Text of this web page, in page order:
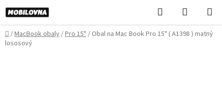
Prejsť
na
obsah
Hľadať
KOŠÍK
Domov
/MacBook obaly/Pro 15"/ Obal na Mac Book Pro 15" ( A1398 ) matný
lososový